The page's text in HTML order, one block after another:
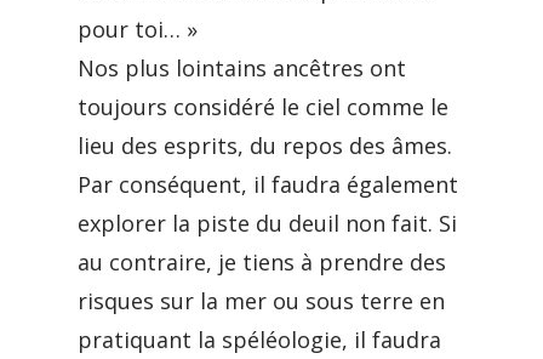
pour toi… »
Nos plus lointains ancêtres ont
toujours considéré le ciel comme le
lieu des esprits, du repos des âmes.
Par conséquent, il faudra également
explorer la piste du deuil non fait. Si
au contraire, je tiens à prendre des
risques sur la mer ou sous terre en
pratiquant la spéléologie, il faudra